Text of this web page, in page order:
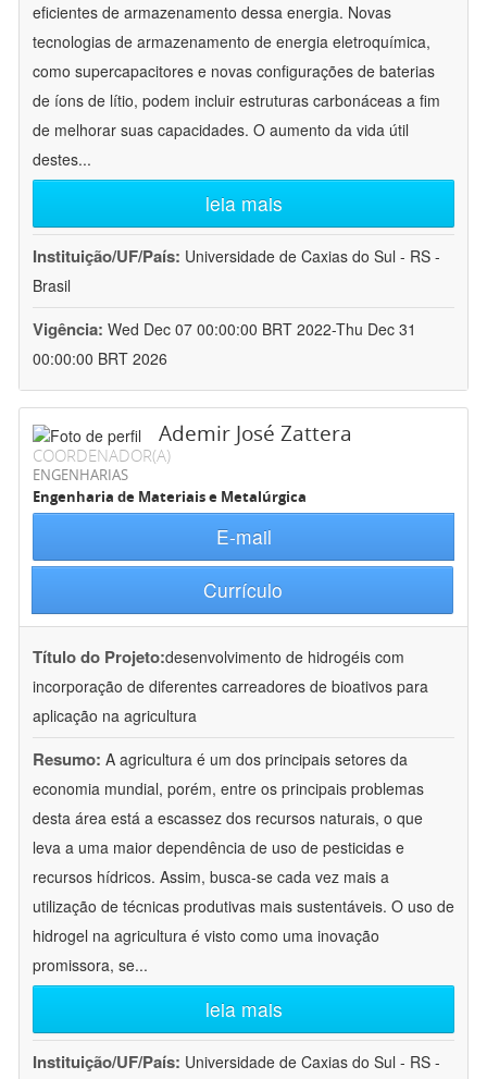
eficientes de armazenamento dessa energia. Novas
tecnologias de armazenamento de energia eletroquímica,
como supercapacitores e novas configurações de baterias
de íons de lítio, podem incluir estruturas carbonáceas a fim
de melhorar suas capacidades. O aumento da vida útil
destes...
leia mais
Instituição/UF/País: Universidade de Caxias do Sul - RS -
Brasil
Vigência: Wed Dec 07 00:00:00 BRT 2022-Thu Dec 31
00:00:00 BRT 2026
Ademir José Zattera
COORDENADOR(A)
ENGENHARIAS
Engenharia de Materiais e Metalúrgica
E-mail
Currículo
Título do Projeto:desenvolvimento de hidrogéis com
incorporação de diferentes carreadores de bioativos para
aplicação na agricultura
Resumo: A agricultura é um dos principais setores da
economia mundial, porém, entre os principais problemas
desta área está a escassez dos recursos naturais, o que
leva a uma maior dependência de uso de pesticidas e
recursos hídricos. Assim, busca-se cada vez mais a
utilização de técnicas produtivas mais sustentáveis. O uso de
hidrogel na agricultura é visto como uma inovação
promissora, se...
leia mais
Instituição/UF/País: Universidade de Caxias do Sul - RS -